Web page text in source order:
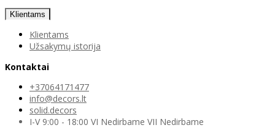
Klientams
Klientams
Užsakymų istorija
Kontaktai
+37064171477
info@decors.lt
solid.decors
I-V 9:00 - 18:00 VI Nedirbame VII Nedirbame